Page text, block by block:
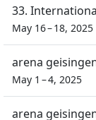
33.
May 16 – 18, 2025
arena
May 1 – 4, 2025
arena